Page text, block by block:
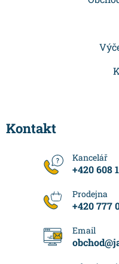
Kontakt
obchod@
+420 608
+420 777